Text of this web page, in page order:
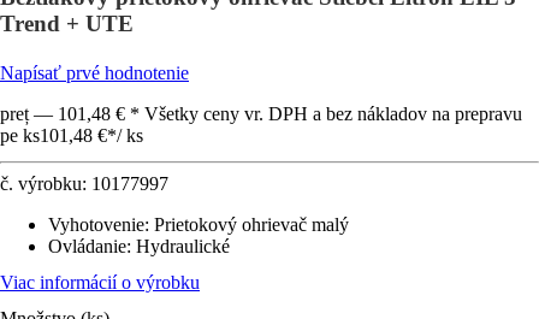
Trend + UTE
Napísať prvé hodnotenie
preț — 101,48 € * Všetky ceny vr. DPH a bez nákladov na prepravu
pe ks101,48 €*/ ks
č. výrobku: 10177997
Vyhotovenie: Prietokový ohrievač malý
Ovládanie: Hydraulické
Viac informácií o výrobku